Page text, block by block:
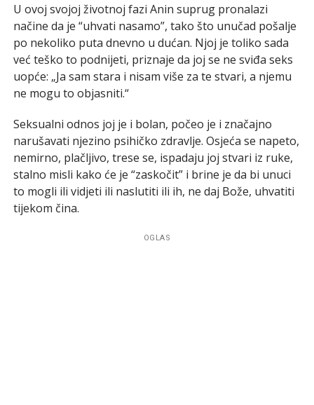
U ovoj svojoj životnoj fazi Anin suprug pronalazi
načine da je “uhvati nasamo”, tako što unučad pošalje
po nekoliko puta dnevno u dućan. Njoj je toliko sada
već teško to podnijeti, priznaje da joj se ne sviđa seks
uopće: „Ja sam stara i nisam više za te stvari, a njemu
ne mogu to objasniti.“
Seksualni odnos joj je i bolan, počeo je i značajno
narušavati njezino psihičko zdravlje. Osjeća se napeto,
nemirno, plačljivo, trese se, ispadaju joj stvari iz ruke,
stalno misli kako će je “zaskočit” i brine je da bi unuci
to mogli ili vidjeti ili naslutiti ili ih, ne daj Bože, uhvatiti
tijekom čina.
OGLAS